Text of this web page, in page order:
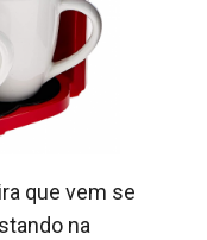
que vem se
na